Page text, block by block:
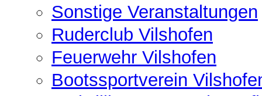
Sonstige Veranstaltungen
Ruderclub Vilshofen
Feuerwehr Vilshofen
Bootssportverein